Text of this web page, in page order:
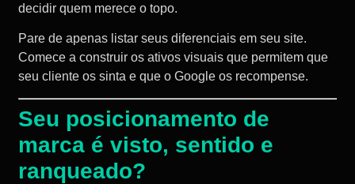
decidir quem merece o topo.
Pare de apenas listar seus diferenciais em seu site.
Comece a construir os ativos visuais que permitem que
seu cliente os sinta e que o Google os recompense.
Seu posicionamento de
marca é visto, sentido e
ranqueado?